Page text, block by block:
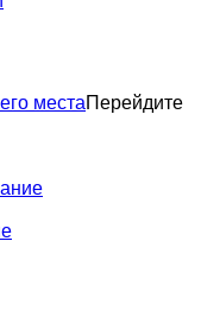
местаПерейдите